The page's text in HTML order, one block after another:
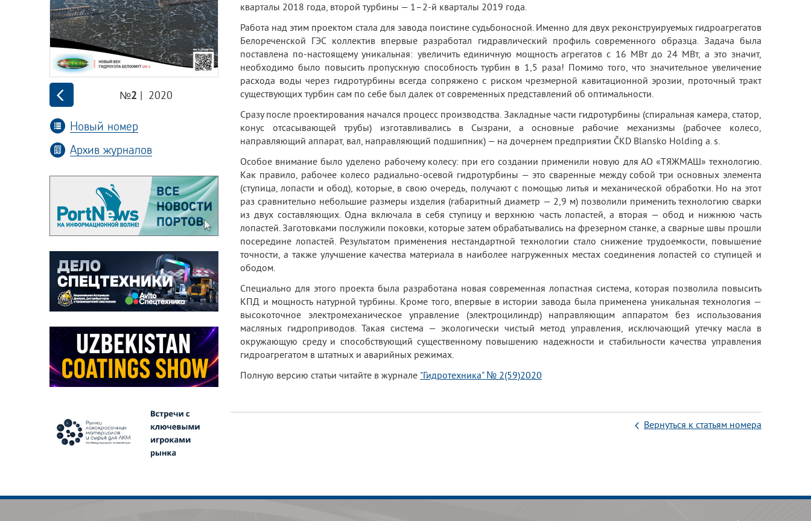
№2 | 2020
Новый номер
Архив журналов
кварталы 2018 года, второй турбины — 1–2-й кварталы 2019 года.
Работа над этим проектом стала для завода поистине судьбоносной. Именно для двух реконструируемых гидроагрегатов
Белореченской ГЭС коллектив впервые разработал гидравлический профиль современного образца. Задача была
поставлена по-настоящему уникальная: увеличить единичную мощность агрегатов с 16 МВт до 24 МВт, а это значит,
необходимо было повысить пропускную способность турбин в 1,5 раза! Помимо того, что значительное увеличение
расхода воды через гидротурбины всегда сопряжено с риском чрезмерной кавитационной эрозии, проточный тракт
существующих турбин сам по себе был далек от современных представлений об оптимальности.
Сразу после проектирования начался процесс производства. Закладные части гидротурбины (спиральная камера, статор,
конус отсасывающей трубы) изготавливались в Сызрани, а основные рабочие механизмы (рабочее колесо,
направляющий аппарат, вал, направляющий подшипник) — на дочернем предприятии ČKD Blansko Holding a. s.
Особое внимание было уделено рабочему колесу: при его создании применили новую для АО «ТЯЖМАШ» технологию.
Как правило, рабочее колесо радиально-осевой гидротурбины — это сваренные между собой три основных элемента
(ступица, лопасти и обод), которые, в свою очередь, получают с помощью литья и механической обработки. Но на этот
раз сравнительно небольшие размеры изделия (габаритный диаметр — 2,9 м) позволили применить технологию сварки
из двух составляющих. Одна включала в себя ступицу и верхнюю часть лопастей, а вторая — обод и нижнюю часть
лопастей. Заготовками послужили поковки, которые затем обрабатывались на фрезерном станке, а сварные швы прошли
посередине лопастей. Результатом применения нестандартной технологии стало снижение трудоемкости, повышение
точности, а также улучшение качества материала в наиболее нагруженных местах соединения лопастей со ступицей и
ободом.
Специально для этого проекта была разработана новая современная лопастная система, которая позволила повысить
КПД и мощность натурной турбины. Кроме того, впервые в истории завода была применена уникальная технология —
высокоточное электромеханическое управление (электроцилиндр) направляющим аппаратом без использования
масляных гидроприводов. Такая система — экологически чистый метод управления, исключающий утечку масла в
окружающую среду и способствующий существенному повышению надежности и стабильности качества управления
гидроагрегатом в штатных и аварийных режимах.
Полную версию статьи читайте в журнале "Гидротехника" № 2(59)2020
Вернуться к статьям номера